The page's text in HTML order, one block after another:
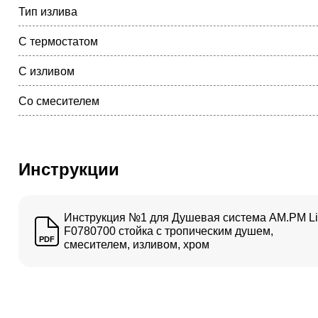
Тип излива
С термостатом
С изливом
Со смесителем
Инструкции
PDF
Инструкция №1 для Душевая система AM.PM
F0780700 стойка с тропическим душем,
смесителем, изливом, хром